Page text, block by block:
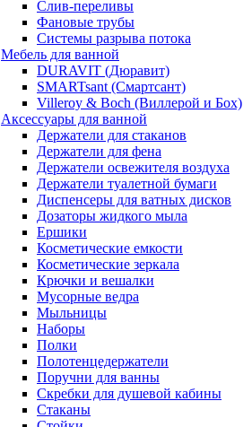
Слив-переливы
Фановые трубы
Системы разрыва потока
Мебель для ванной
DURAVIT (Дюравит)
SMARTsant (Смартсант)
Villeroy & Boch (Виллерой и Бох)
Аксессуары для ванной
Держатели для стаканов
Держатели для фена
Держатели освежителя воздуха
Держатели туалетной бумаги
Диспенсеры для ватных дисков
Дозаторы жидкого мыла
Ершики
Косметические емкости
Косметические зеркала
Крючки и вешалки
Мусорные ведра
Мыльницы
Наборы
Полки
Полотенцедержатели
Поручни для ванны
Скребки для душевой кабины
Стаканы